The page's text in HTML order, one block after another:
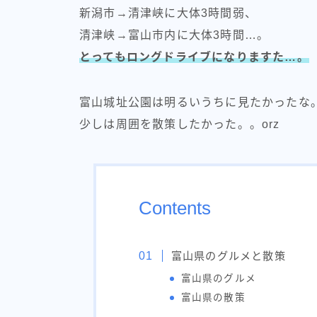
新潟市→清津峡に大体3時間弱、
清津峡→富山市内に大体3時間…。
とってもロングドライブになりますた…。
富山城址公園は明るいうちに見たかったな
少しは周囲を散策したかった。。orz
Contents
富山県のグルメと散策
富山県のグルメ
富山県の散策